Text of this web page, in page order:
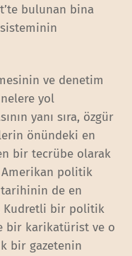
bulunan bina
ve denetim
yol
yanı sıra, özgür
önündeki en
bir tecrübe olarak
Amerikan politik
de en
Kudretli bir politik
bir karikatürist ve o
bir gazetenin